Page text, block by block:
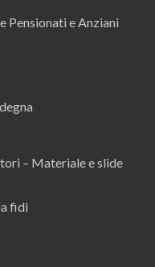
Pensionati e Anziani
– Materiale e slide
fidi